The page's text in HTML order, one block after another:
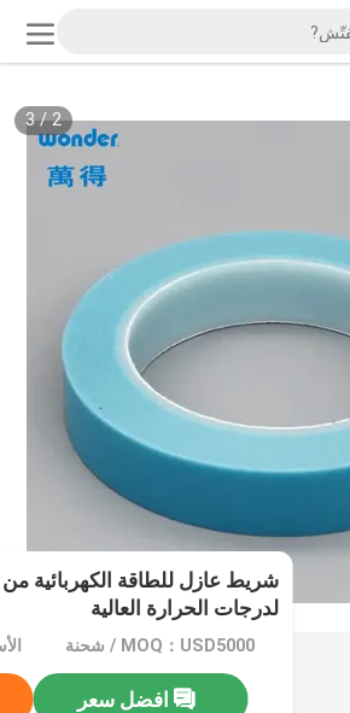
2
/
3
لدرجات الحرارة العالية
MOQ：USD5000 / شحنة
افضل سعر